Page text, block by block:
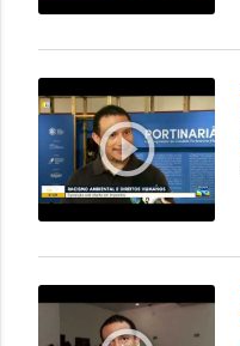
play_circle_outline